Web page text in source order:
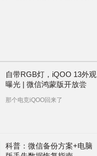
自带RGB灯，iQOO 13外观
曝光 | 微信鸿蒙版开放尝
那个电竞iQOO回来了
科普：微信备份方案+电脑